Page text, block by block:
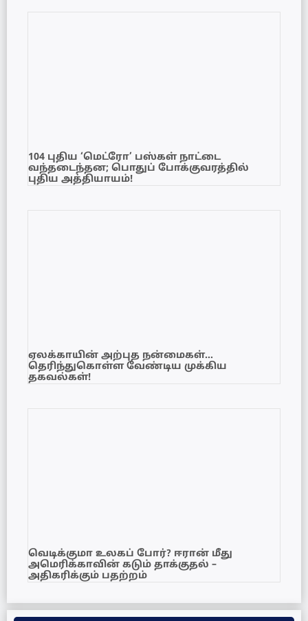
104 புதிய ‘மெட்ரோ’ பஸ்கள் நாட்டை
வந்தடைந்தன; பொதுப் போக்குவரத்தில்
புதிய அத்தியாயம்!
ஏலக்காயின் அற்புத நன்மைகள்…
தெரிந்துகொள்ள வேண்டிய முக்கிய
தகவல்கள்!
வெடிக்குமா உலகப் போர்? ஈரான் மீது
அமெரிக்காவின் கடும் தாக்குதல் –
அதிகரிக்கும் பதற்றம்